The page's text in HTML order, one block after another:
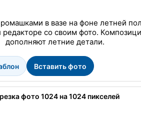
в вазе на фоне летней
редакторе со своим фото.
дополняют летние детали.
Вставить фото
фото 1024 на 1024 пикселей